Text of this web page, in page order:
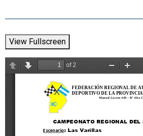
View Fullscreen